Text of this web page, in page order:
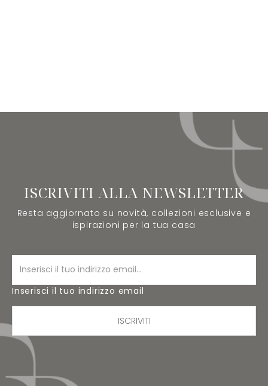
ISCRIVITI ALLA NEWSLETTER
Resta aggiornato su novità, collezioni esclusive e
ispirazioni per la tua casa
Inserisci il tuo indirizzo email
ISCRIVITI